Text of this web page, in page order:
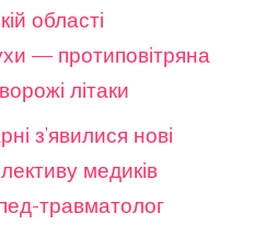
області
— протиповітряна
літаки
з’явилися нові
медиків
травматолог